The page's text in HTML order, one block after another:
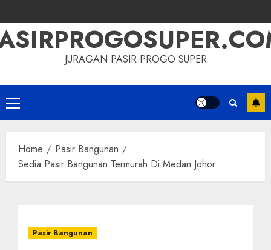
JURAGAN PASIR PROGO SUPER
Primary
Menu
Home
Pasir Bangunan
Sedia Pasir Bangunan Termurah Di Medan Johor
Pasir Bangunan